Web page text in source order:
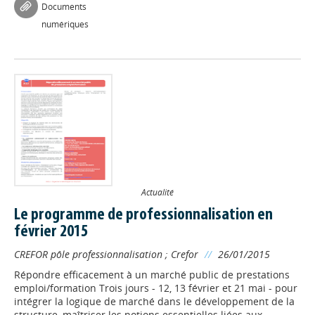
Documents
numériques
Actualité
Le programme de professionnalisation en
février 2015
CREFOR pôle professionnalisation ; Crefor // 26/01/2015
Répondre efficacement à un marché public de prestations
emploi/formation Trois jours - 12, 13 février et 21 mai - pour
intégrer la logique de marché dans le développement de la